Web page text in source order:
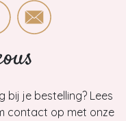
bij je bestelling? Lees
contact op met onze